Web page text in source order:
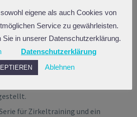
Serie richtet ein professionelles
überzeugen. Das Angebot
für abwechslungsreiches
den neuesten Erkenntnissen der
für Zirkeltraining und ein
eigene als auch Cookies von
Service zu gewährleisten.
Sie in unserer Datenschutzerklärung.
Datenschutzerklärung
Ablehnen